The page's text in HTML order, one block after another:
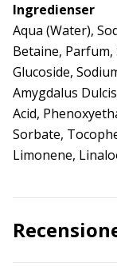
Ingredienser
Aqua (Water),
Betaine,
Glucoside,
Amygdalus
Acid,
Sorbate,
Limonene,